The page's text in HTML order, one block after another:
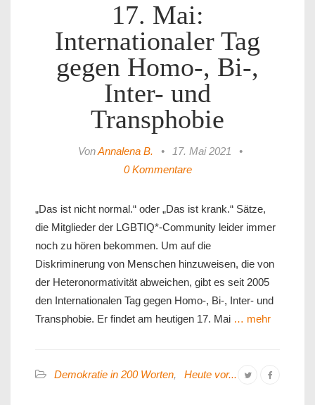
17. Mai:
Internationaler Tag
gegen Homo-, Bi-,
Inter- und
Transphobie
VonAnnalena B. • 17. Mai 2021
•
0 Kommentare
„Das ist nicht normal.“ oder „Das ist krank.“ Sätze,
die Mitglieder der LGBTIQ*-Community leider immer
noch zu hören bekommen. Um auf die
Diskriminerung von Menschen hinzuweisen, die von
der Heteronormativität abweichen, gibt es seit 2005
den Internationalen Tag gegen Homo-, Bi-, Inter- und
Transphobie. Er findet am heutigen 17. Mai … mehr
Demokratie in 200 Worten, Heute vor...